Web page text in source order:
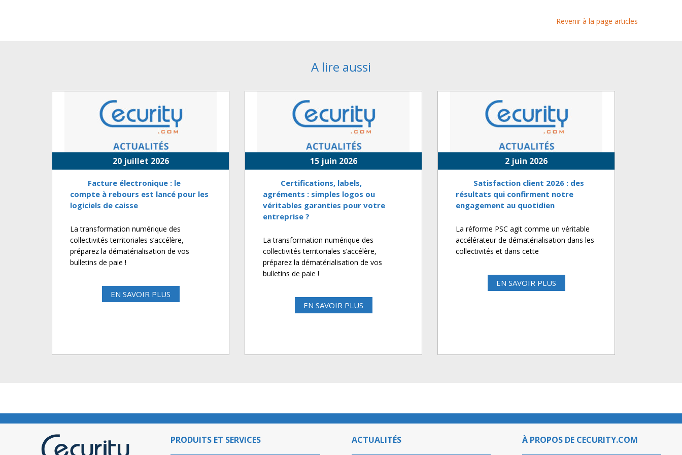
Revenir à la page articles
A lire aussi
20 juillet 2026
Facture électronique : le
compte à rebours est lancé pour les
logiciels de caisse
La transformation numérique des
collectivités territoriales s’accélère,
préparez la dématérialisation de vos
bulletins de paie !
EN SAVOIR PLUS
15 juin 2026
Certifications, labels,
agréments : simples logos ou
véritables garanties pour votre
entreprise ?
La transformation numérique des
collectivités territoriales s’accélère,
préparez la dématérialisation de vos
bulletins de paie !
EN SAVOIR PLUS
2 juin 2026
Satisfaction client 2026 : des
résultats qui confirment notre
engagement au quotidien
La réforme PSC agit comme un véritable
accélérateur de dématérialisation dans les
collectivités et dans cette
EN SAVOIR PLUS
PRODUITS ET SERVICES ACTUALITÉS À PROPOS DE CECURITY.COM